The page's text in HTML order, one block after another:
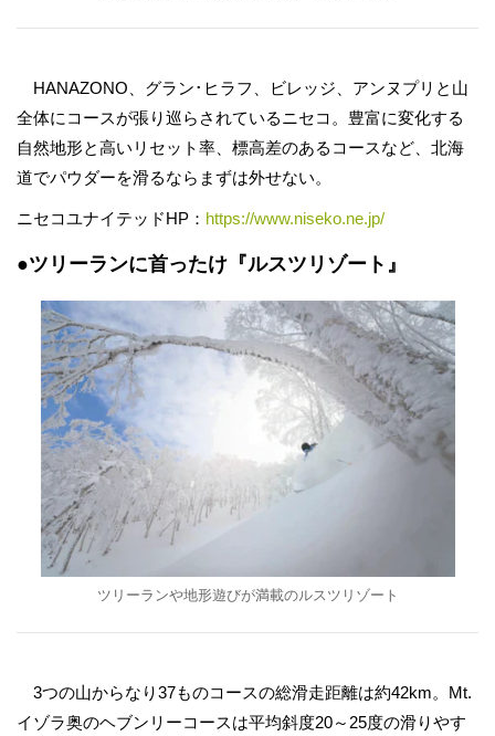
HANAZONO、グラン･ヒラフ、ビレッジ、アンヌプリと山
全体にコースが張り巡らされているニセコ。豊富に変化する
自然地形と高いリセット率、標高差のあるコースなど、北海
道でパウダーを滑るならまずは外せない。
ニセコユナイテッドHP： https://www.niseko.ne.jp/
●ツリーランに首ったけ『ルスツリゾート』
ツリーランや地形遊びが満載のルスツリゾート
3つの山からなり37ものコースの総滑走距離は約42km。Mt.
イゾラ奥のヘブンリーコースは平均斜度20～25度の滑りやす